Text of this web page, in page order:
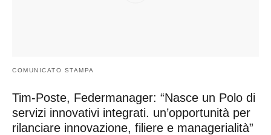
COMUNICATO STAMPA
Tim-Poste, Federmanager: “Nasce un Polo di
servizi innovativi integrati. un’opportunità per
rilanciare innovazione, filiere e managerialità”